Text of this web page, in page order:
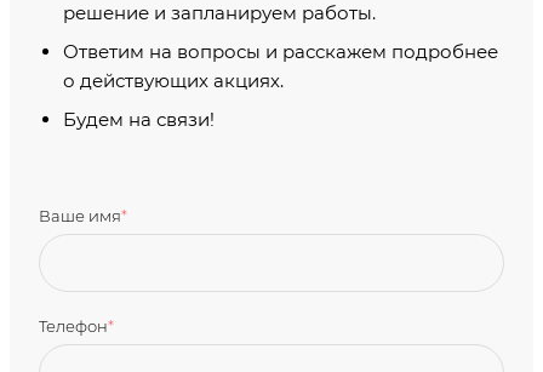
решение и запланируем работы.
Ответим на вопросы и расскажем подробнее
о действующих акциях.
Будем на связи!
Ваше имя*
Телефон*